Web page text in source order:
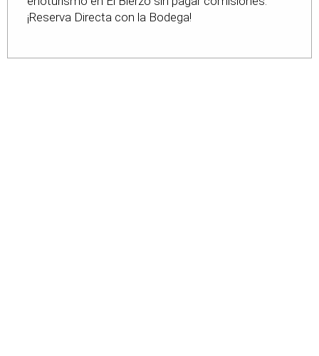
¡Reserva Directa con la Bodega!